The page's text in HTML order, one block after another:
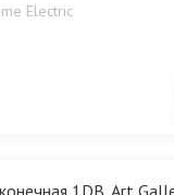
Electric